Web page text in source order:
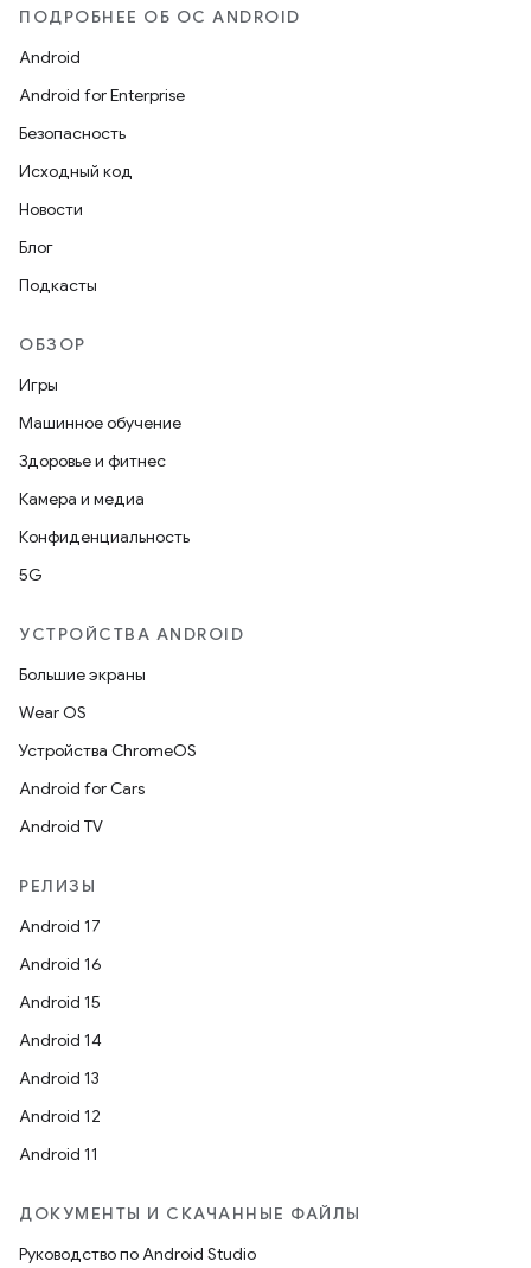
ПОДРОБНЕЕ ОБ ОС ANDROID
Android
Android for Enterprise
Безопасность
Исходный код
Новости
Блог
Подкасты
ОБЗОР
Игры
Машинное обучение
Здоровье и фитнес
Камера и медиа
Конфиденциальность
5G
УСТРОЙСТВА ANDROID
Большие экраны
Wear OS
Устройства ChromeOS
Android for Cars
Android TV
РЕЛИЗЫ
Android 17
Android 16
Android 15
Android 14
Android 13
Android 12
Android 11
ДОКУМЕНТЫ И СКАЧАННЫЕ ФАЙЛЫ
Руководство по Android Studio